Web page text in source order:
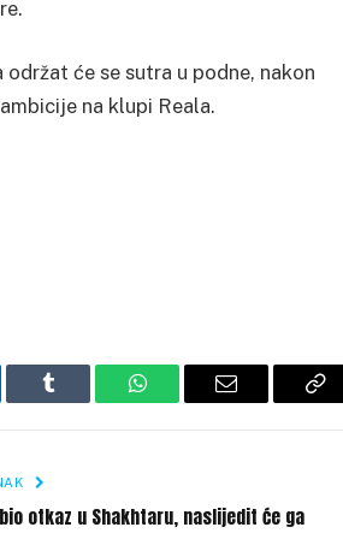
će se sutra u podne, nakon
na klupi Reala.
Tumblr WhatsAppEmail
otkaz u Shakhtaru, naslijedit će ga